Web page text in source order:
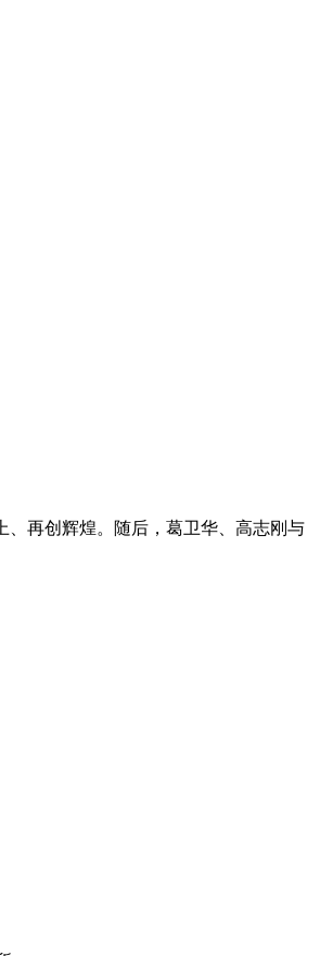
、再创辉煌。随后，葛卫华、高志刚与